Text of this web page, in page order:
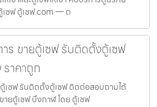
เซฟ ตู้เซฟ.com — ต
ร ขายตู้เซฟ รับติดตั้งตู้เซฟ
าคาถูก
เซฟ รับติดตั้งตู้เซฟ ติดต่อสอบถามได้
ยตู้เซฟ บึงกาฬ โดย ตู้เซฟ